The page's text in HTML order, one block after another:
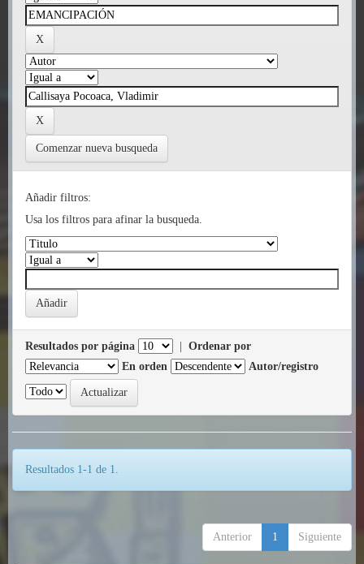
Comenzar nueva busqueda
Añadir filtros:
Usa los filtros para afinar la busqueda.
Resultados por página
Ordenar por
En orden
Autor/registro
Resultados 1-1 de 1.
Anterior 1 Siguiente